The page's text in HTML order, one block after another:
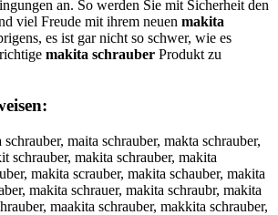
an. So werden Sie mit Sicherheit den
viel Freude mit ihrem neuen makita
es ist gar nicht so schwer, wie es
makita schrauber Produkt zu
maita schrauber, makta schrauber,
schrauber, makita schrauber, makita
makita scrauber, makita schauber, makita
makita schrauer, makita schraubr, makita
maakita schrauber, makkita schrauber,